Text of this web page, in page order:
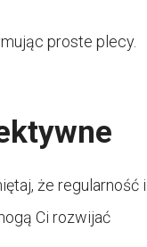
proste plecy.
że regularność i
Ci rozwijać